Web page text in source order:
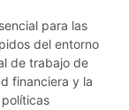
para las
del entorno
de trabajo de
financiera y la